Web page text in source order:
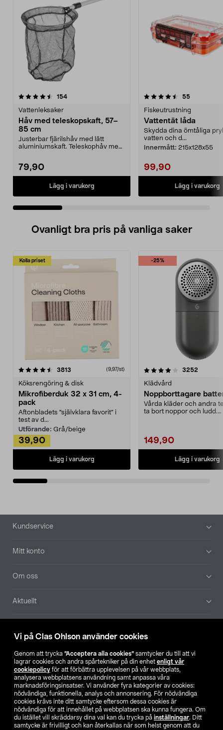
Vi på Clas Ohlson använder cookies
Genom att trycka ”Acceptera alla cookies” samtycker du till att vi
lagrar cookies och andra spårtekniker på din enhet enligt vår
cookiepolicy för att förbättra upplevelsen på vår webbplats,
analysera webbplatsens användning samt anpassa våra
marknadsföringsinsatser. Vi använder fyra kategorier av cookies:
nödvändiga, funktionella, analys och annonsering. För nödvändiga
cookies krävs inte ditt samtycke eftersom dessa cookies är
nödvändiga för att innehållet på webbplatsen ska kunna fungera. Om
du istället vill skräddarsy dina val kan du trycka på inställningar. Ditt
samtycke är frivilligt och kan återkallas när som helst genom att du
154recensioner
Vattenleksaker
Håv med teleskopskaft, 57–
85 cm
Justerbar fjärilshåv med lätt
aluminiumskaft. Teleskophåv med
79,90
Lägg i varukorg
4.5 av 5 stjärnor 55recensioner
Fiskeutrustning
Vattentät låda
Skydda dina ömtåliga
vatten och d...
Innermått: 215x128x55
99,90
Lägg i varukorg
4.5 av 5 stjärnor
Ovanligt bra pris på vanliga saker
Kolla priset
3813 (9,97/st)
Köksrengöring & disk
Mikrofiberduk 32 x 31 cm, 4-
pack
Aftonbladets "självklara favorit” i
test av d...
Utförande: Grå/beige
39,90
Lägg i varukorg
-25%
4.0av 5 stjärnor 3252
Klädvård
Noppborttagare
Vårda kläder och andra
ta bort noppor och ludd.
149,90
Lägg i varukorg
4.5av 5 stjärnor
Sidfot
Kundservice
Mitt konto
Om oss
Aktuellt
Hitta butik
SE NO FI